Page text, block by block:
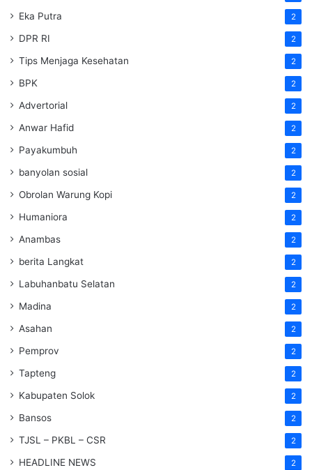
Eka Putra 2
DPR RI 2
Tips Menjaga Kesehatan 2
BPK 2
Advertorial 2
Anwar Hafid 2
Payakumbuh 2
banyolan sosial 2
Obrolan Warung Kopi 2
Humaniora 2
Anambas 2
berita Langkat 2
Labuhanbatu Selatan 2
Madina 2
Asahan 2
Pemprov 2
Tapteng 2
Kabupaten Solok 2
Bansos 2
TJSL – PKBL – CSR 2
HEADLINE NEWS 2